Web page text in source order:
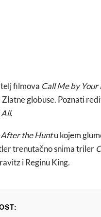
filmova Call Me by Your
globuse. Poznati
All.
After the Huntu kojem
trenutačno snima triler
i Reginu King.